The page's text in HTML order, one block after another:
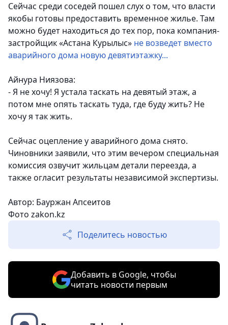
Сейчас среди соседей пошел слух о том, что власти
якобы готовы предоставить временное жилье. Там
можно будет находиться до тех пор, пока компания-
застройщик «Астана Курылыс» не возведет вместо
аварийного дома новую девятиэтажку...
Айнура Ниязова:
- Я не хочу! Я устала таскать на девятый этаж, а
потом мне опять таскать туда, где буду жить? Не
хочу я так жить.
Сейчас оцепление у аварийного дома снято.
Чиновники заявили, что этим вечером специальная
комиссия озвучит жильцам детали переезда, а
также огласит результаты независимой экспертизы.
Автор: Бауржан Апсеитов
Фото zakon.kz
Поделитесь новостью
Добавить в Google, чтобы
читать новости первым